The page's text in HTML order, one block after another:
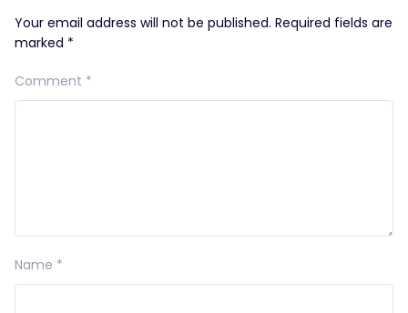
Your email address will not be published. Required fields are
marked *
Comment *
Name *